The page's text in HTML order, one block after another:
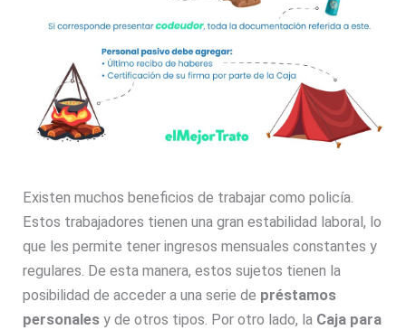
Existen muchos beneficios de trabajar como policía.
Estos trabajadores tienen una gran estabilidad laboral, lo
que les permite tener ingresos mensuales constantes y
regulares. De esta manera, estos sujetos tienen la
posibilidad de acceder a una serie de préstamos
personales y de otros tipos. Por otro lado, la Caja para